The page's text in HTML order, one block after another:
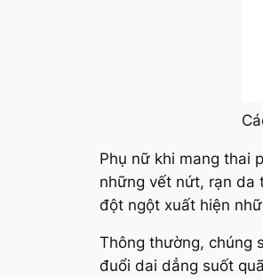
Phụ nữ khi mang thai
những vết nứt, rạn da
đột ngột xuất hiện
Thông thường, chúng
đuổi dai dẳng suốt